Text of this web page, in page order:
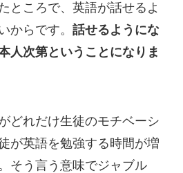
ところで、英語が話せるよ
からです。 話せるようにな
人次第ということになりま
どれだけ生徒のモチベーシ
が英語を勉強する時間が増
そう言う意味でジャブル